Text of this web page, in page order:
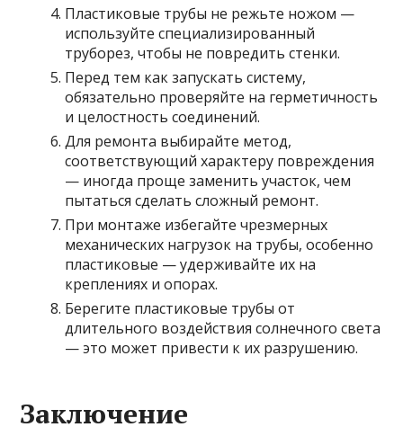
Пластиковые трубы не режьте ножом —
используйте специализированный
труборез, чтобы не повредить стенки.
Перед тем как запускать систему,
обязательно проверяйте на герметичность
и целостность соединений.
Для ремонта выбирайте метод,
соответствующий характеру повреждения
— иногда проще заменить участок, чем
пытаться сделать сложный ремонт.
При монтаже избегайте чрезмерных
механических нагрузок на трубы, особенно
пластиковые — удерживайте их на
креплениях и опорах.
Берегите пластиковые трубы от
длительного воздействия солнечного света
— это может привести к их разрушению.
Заключение